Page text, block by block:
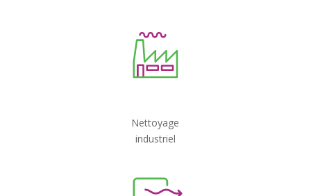
Nettoyage
industriel